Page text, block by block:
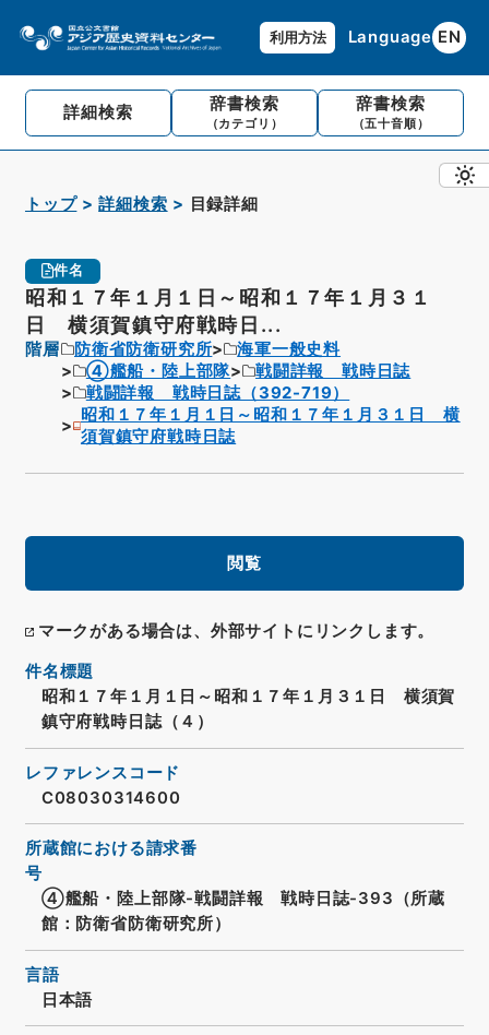
利用方法 Language EN
詳細検索 辞書検索
（カテゴリ）
辞書検索
（五十音順）
トップ 詳細検索 目録詳細
件名
昭和１７年１月１日～昭和１７年１月３１
日 横須賀鎮守府戦時日...
階層 防衛省防衛研究所
海軍一般史料
④艦船・陸上部隊
戦闘詳報 戦時日誌
戦闘詳報 戦時日誌（392-719）
昭和１７年１月１日～昭和１７年１月３１日 横
須賀鎮守府戦時日誌
閲覧
マークがある場合は、外部サイトにリンクします。
件名標題
昭和１７年１月１日～昭和１７年１月３１日 横須賀
鎮守府戦時日誌（４）
レファレンスコード
C08030314600
所蔵館における請求番
号
④艦船・陸上部隊-戦闘詳報 戦時日誌-393（所蔵
館：防衛省防衛研究所）
言語
日本語